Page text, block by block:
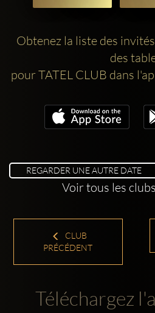
Obtenez la liste des
des
pour TATEL CLUB dans
REGARDER UNE AUTRE DATE
Voir tous les
CLUB
PRÉCÉDENT
Téléchargez